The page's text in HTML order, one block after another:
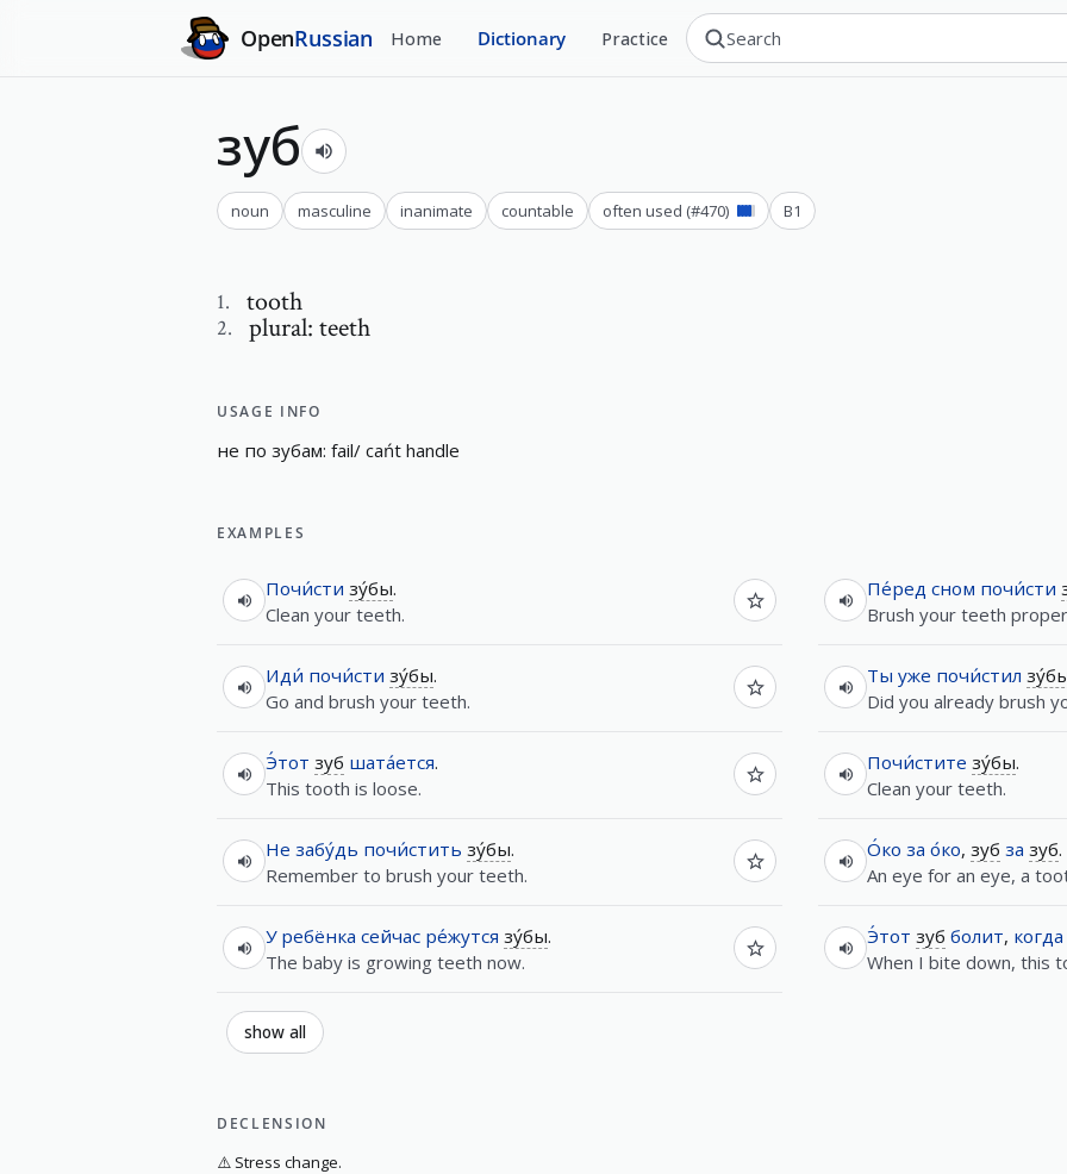
OpenRussian Home Dictionary Practice
зуб
noun masculine inanimate countable often used (#470) B1
1. tooth
2. plural: teeth
USAGE INFO
не по зубам: fail/ cańt handle
EXAMPLES
Почи́сти зу́бы.
Clean your teeth.
Иди́ почи́сти зу́бы.
Go and brush your teeth.
Э́тот зуб шата́ется.
This tooth is loose.
Не забу́дь почи́стить зу́бы.
Remember to brush your teeth.
У ребёнка сейчас ре́жутся зу́бы.
The baby is growing teeth now.
Пе́ред сном почи́сти
Brush your teeth
Ты уже почи́стил
Did you already brush
Почи́стите зу́бы.
Clean your teeth.
О́ко за о́ко, зуб за зуб.
An eye for an eye, a
Э́тот зуб болит, когда
When I bite down, this
show all
DECLENSION
⚠️ Stress change.